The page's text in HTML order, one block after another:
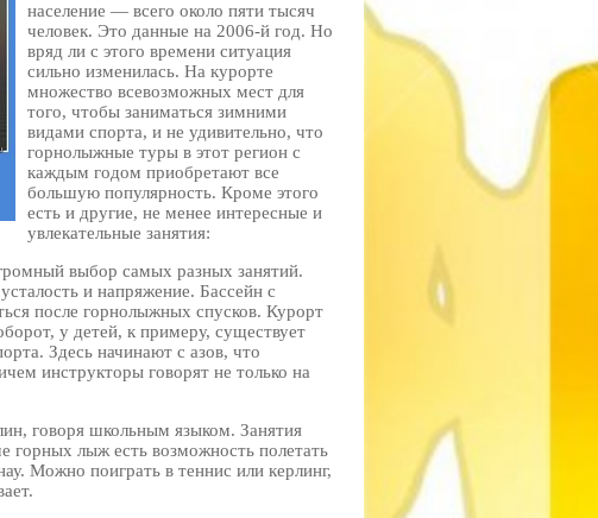
население — всего около пяти тысяч
человек. Это данные на 2006-й год. Но
вряд ли с этого времени ситуация
сильно изменилась. На курорте
множество всевозможных мест для
того, чтобы заниматься зимними
видами спорта, и не удивительно, что
горнолыжные туры в этот регион с
каждым годом приобретают все
большую популярность. Кроме этого
есть и другие, не менее интересные и
увлекательные занятия:
выбор самых разных занятий.
и напряжение. Бассейн с
после горнолыжных спусков. Курорт
у детей, к примеру, существует
Здесь начинают с азов, что
инструкторы говорят не только на
говоря школьным языком. Занятия
горных лыж есть возможность полетать
Можно поиграть в теннис или керлинг,